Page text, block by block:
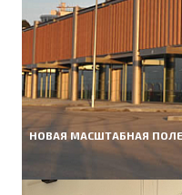
НОВАЯ МАСШТАБНАЯ